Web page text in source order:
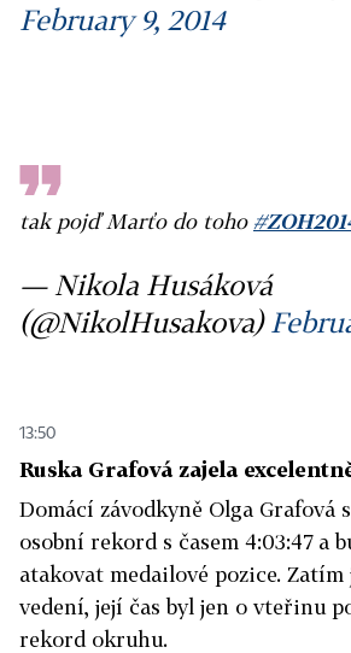
February 9, 2014
tak pojď Marťo do toho
— Nikola Husáková
(@NikolHusakova)
13:50
Ruska Grafová zajela
Domácí závodkyně Olga Grafová
osobní rekord s časem 4:03:47 a
atakovat medailové pozice. Zatím
vedení, její čas byl jen o vteřinu
rekord okruhu.